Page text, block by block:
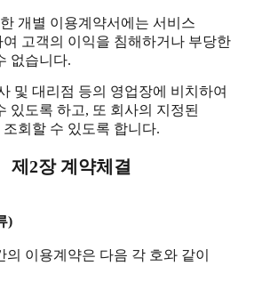
개별 이용계약서에는 서비스
고객의 이익을 침해하거나 부당한
없습니다.
및 대리점 등의 영업장에 비치하여
있도록 하고, 또 회사의 지정된
회할 수 있도록 합니다.
제2장 계약체결
)
이용계약은 다음 각 호와 같이